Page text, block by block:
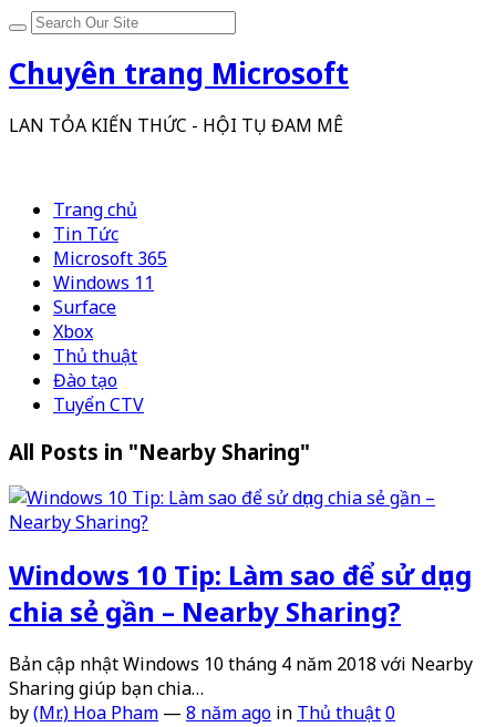
Chuyên trang Microsoft
LAN TỎA KIẾN THỨC - HỘI TỤ ĐAM MÊ
Trang chủ
Tin Tức
Microsoft 365
Windows 11
Surface
Xbox
Thủ thuật
Đào tạo
Tuyển CTV
All Posts in "Nearby Sharing"
Windows 10 Tip: Làm sao để sử dụng
chia sẻ gần – Nearby Sharing?
Bản cập nhật Windows 10 tháng 4 năm 2018 với Nearby
Sharing giúp bạn chia…
by(Mr.) Hoa Pham — 8 năm ago in Thủ thuật0